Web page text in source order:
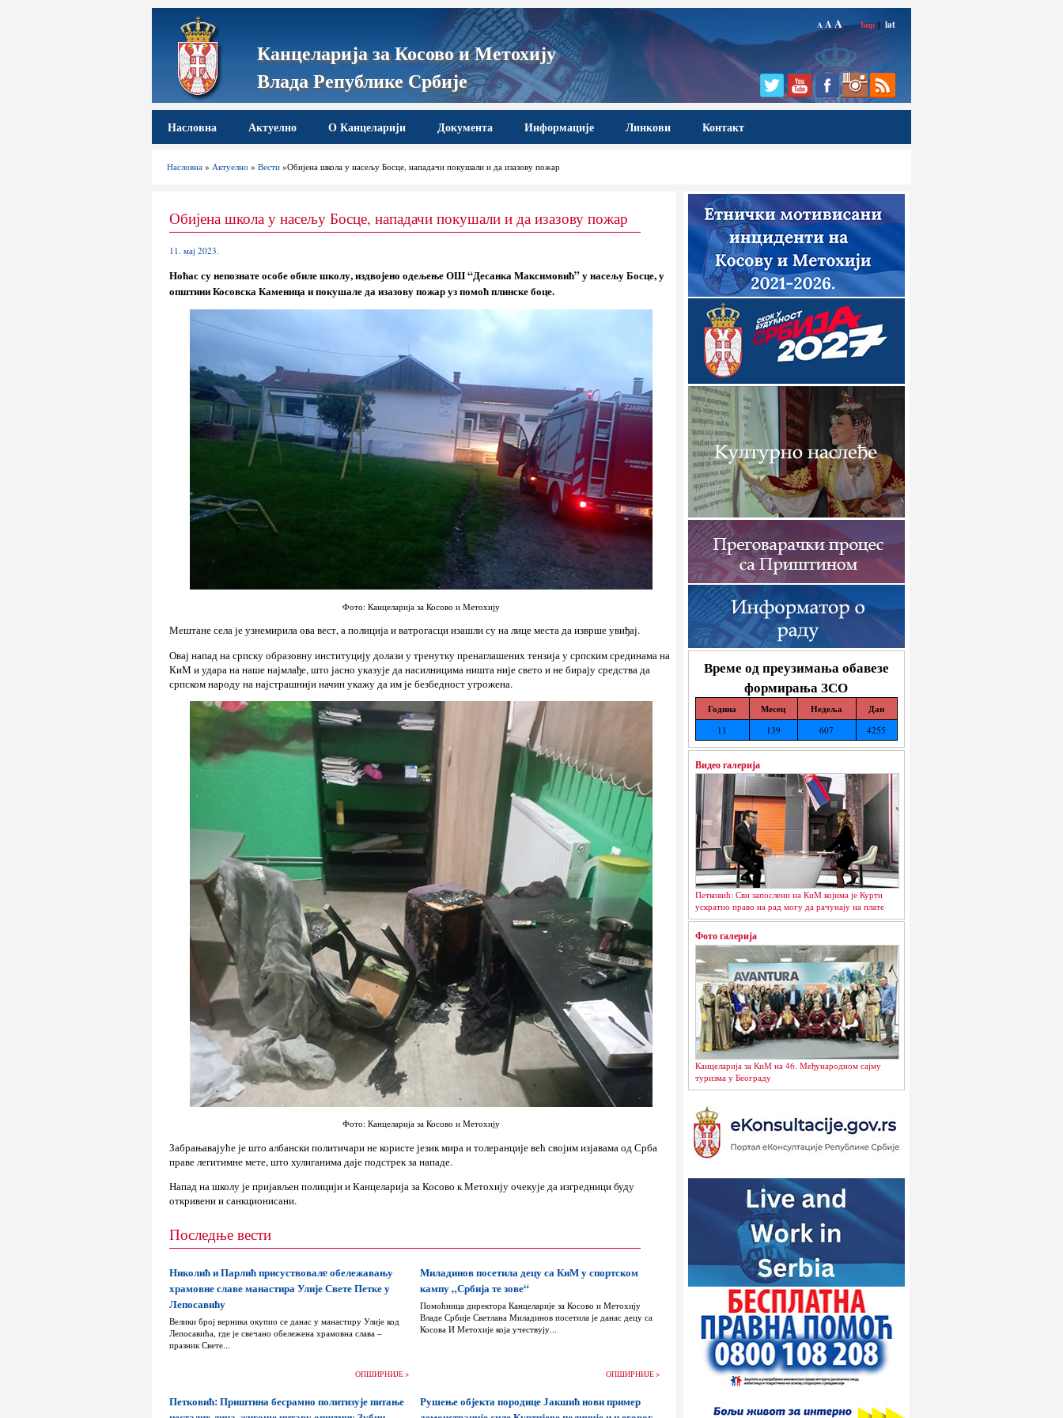
Канцеларија за Косово и Метохију
Влада Републике Србије
A AA ћир | lat
Насловна Актуелно О Канцеларији Документа Информације Линкови Контакт
Насловна »Актуелно »Вести »Обијена школа у насељу Босце, нападачи покушали и да изазову пожар
Време од преузимања обавезе
формирања ЗСО
Година Месец Недеља Дан
11 139 607 4255
Видео галерија
Петковић: Сви запослени на КиМ којима је Курти
ускратио право на рад могу да рачунају на плате
Фото галерија
Канцеларија за КиМ на 46. Међународном сајму
туризма у Београду
Обијена школа у насељу Босце, нападачи покушали и да изазову пожар
11. мај 2023.
Ноћас су непознате особе обиле школу, издвојено одељење ОШ “Десанка Максимовић” у насељу Босце, у
општини Косовска Каменица и покушале да изазову пожар уз помоћ плинске боце.
Фото: Канцеларија за Косово и Метохију
Мештане села је узнемирила ова вест, а полиција и ватрогасци изашли су на лице места да изврше увиђај.
Овај напад на српску образовну институцију долази у тренутку пренаглашених тензија у српским срединама на
КиМ и удара на наше најмлађе, што јасно указује да насилницима ништа није свето и не бирају средства да
српском народу на најстрашнији начин укажу да им је безбедност угрожена.
Фото: Канцеларија за Косово и Метохију
Забрањавајуће је што албански политичари не користе језик мира и толеранције већ својим изјавама од Срба
праве легитимне мете, што хулиганима даје подстрек за нападе.
Напад на школу је пријављен полицији и Канцеларија за Косово к Метохију очекује да изгредници буду
откривени и санкционисани.
Последње вести
Николић и Парлић присуствовалe обележавању
храмовне славе манастира Улије Свете Петке у
Лепосавићу
Велики број верника окупио се данас у манастиру Улије код
Лепосавића, где је свечано обележена храмовна слава –
празник Свете...
ОПШИРНИЈЕ >
Миладинов посетила децу са КиМ у спортском
кампу „Србија те зове“
Помоћница директора Канцеларије за Косово и Метохију
Владе Србије Светлана Миладинов посетила је данас децу са
Косова И Метохије која учествују...
ОПШИРНИЈЕ >
Петковић: Приштина бесрамно политизује питање
Рушење објекта породице Јакшић нови пример